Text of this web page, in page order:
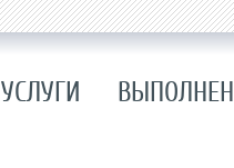
УСЛУГИ